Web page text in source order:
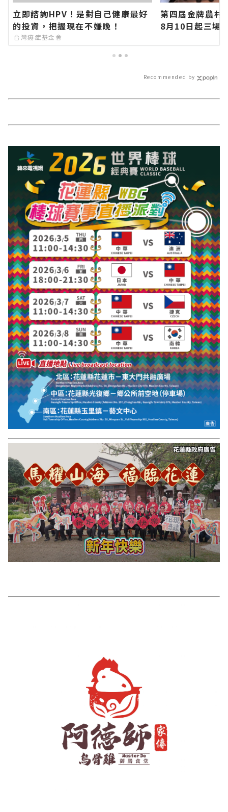
立即諮詢HPV！是對自己健康最好
的投資，把握現在不嫌晚！
台灣癌症基金會
第四屆金牌農村
8月10日起三場
Recommended by